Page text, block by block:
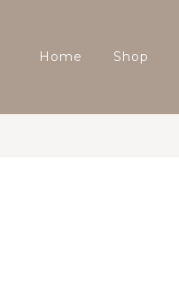
Home Shop